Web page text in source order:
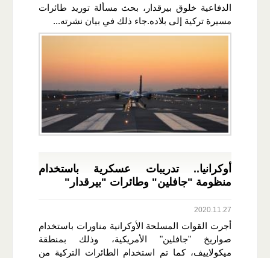
الدفاعية خلوق بيرقدار، بحث مسألة توريد طائرات
مسيرة تركية إلى بلاده.جاء ذلك في بيان نشرته...
أوكرانيا.. تدريبات عسكرية باستخدام
منظومة "جافلين" وطائرات "بيرقدار"
2020.11.27
أجرت القوات المسلحة الأوكرانية مناورات باستخدام
صواريخ "جافلين" الأمريكية، وذلك بمنطقة
ميكولاييف، كما تم استخدام الطائرات التركية من